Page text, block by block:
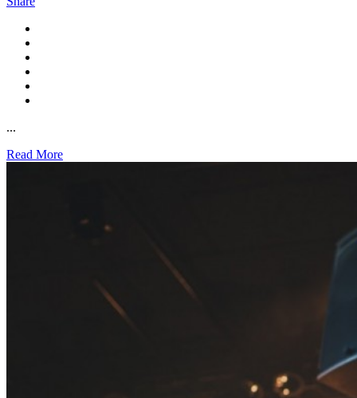
...
Read More